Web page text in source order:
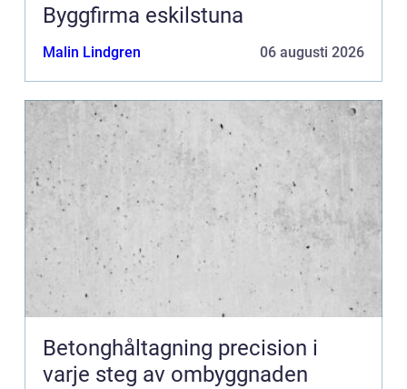
Byggfirma eskilstuna
Malin Lindgren 06 augusti 2026
Betonghåltagning precision i
varje steg av ombyggnaden